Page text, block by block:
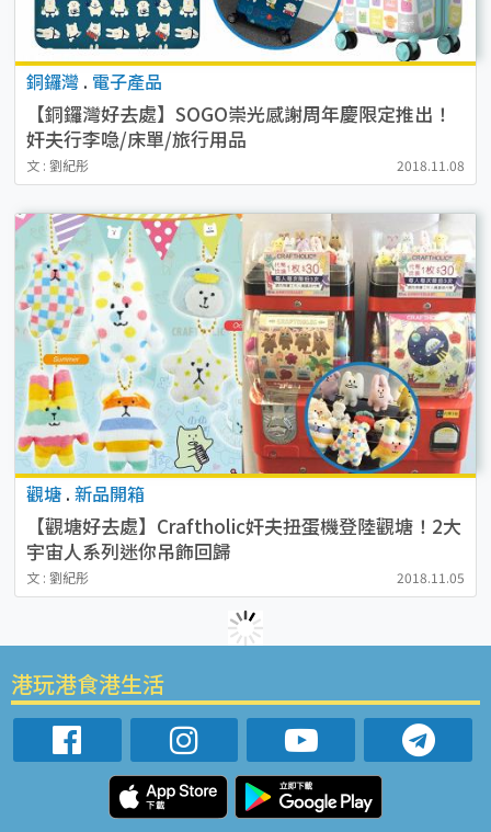
銅鑼灣 . 電子產品
【銅鑼灣好去處】SOGO崇光感謝周年慶限定推出！
奸夫行李喼/床單/旅行用品
文 : 劉紀彤 2018.11.08
觀塘 . 新品開箱
【觀塘好去處】Craftholic奸夫扭蛋機登陸觀塘！2大
宇宙人系列迷你吊飾回歸
文 : 劉紀彤 2018.11.05
港玩港食港生活